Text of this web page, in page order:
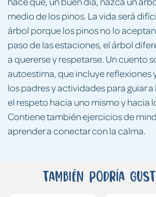
medio de los pinos. La vida será
árbol porque los pinos no lo
paso de las estaciones, el árbol
a quererse y respetarse. Un cuento
autoestima, que incluye reflexiones
los padres y actividades para guiar a
el respeto hacia uno mismo y hacia
Contiene también ejercicios de
aprender a conectar con la calma.
También podría